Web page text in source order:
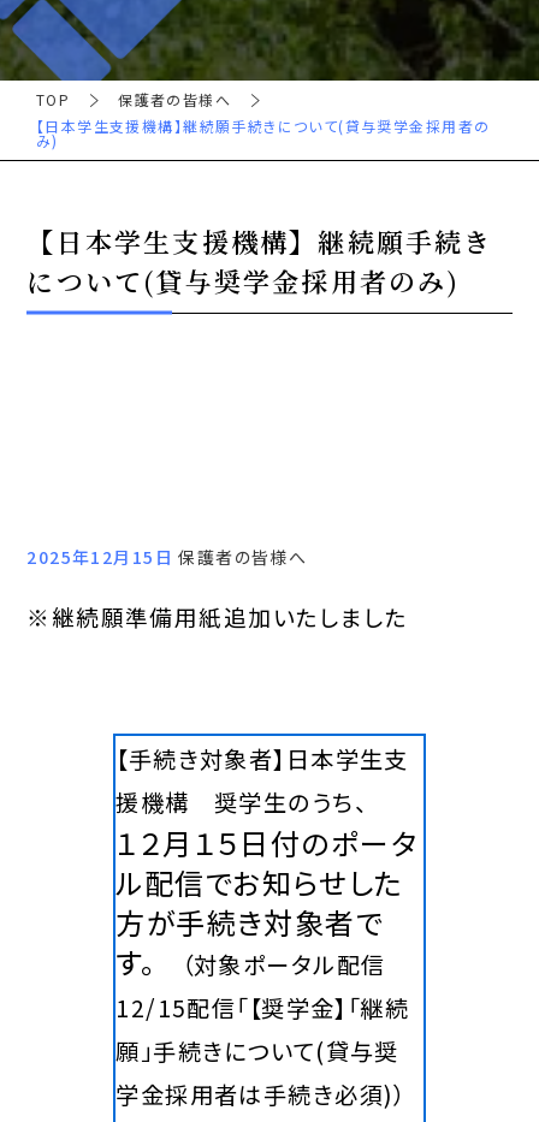
TOP
保護者の皆様へ
【日本学生支援機構】継続願手続きについて(貸与奨学金採用者の
み)
【日本学生支援機構】継続願手続き
について(貸与奨学金採用者のみ)
2025年12月15日保護者の皆様へ
※継続願準備用紙追加いたしました
【手続き対象者】日本学生支
援機構 奨学生のうち、
１２月１５日付のポータ
ル配信でお知らせした
方が手続き対象者で
す。
（対象ポータル配信
12/15配信「【奨学金】「継続
願」手続きについて(貸与奨
学金採用者は手続き必須)）